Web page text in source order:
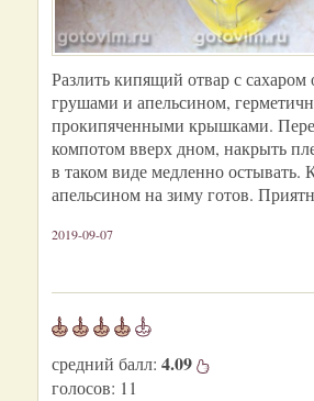
Разлить кипящий отвар с сахаром
грушами и апельсином,
прокипяченными крышками.
компотом вверх дном, накрыть
в таком виде медленно остывать.
апельсином на зиму готов.
2019-09-07
средний балл: 4.09
голосов: 11